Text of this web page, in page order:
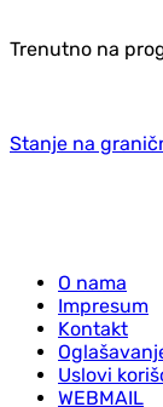
Trenutno na
Stanje na
O nama
Impresum
Kontakt
Uslovi
WEBMAIL